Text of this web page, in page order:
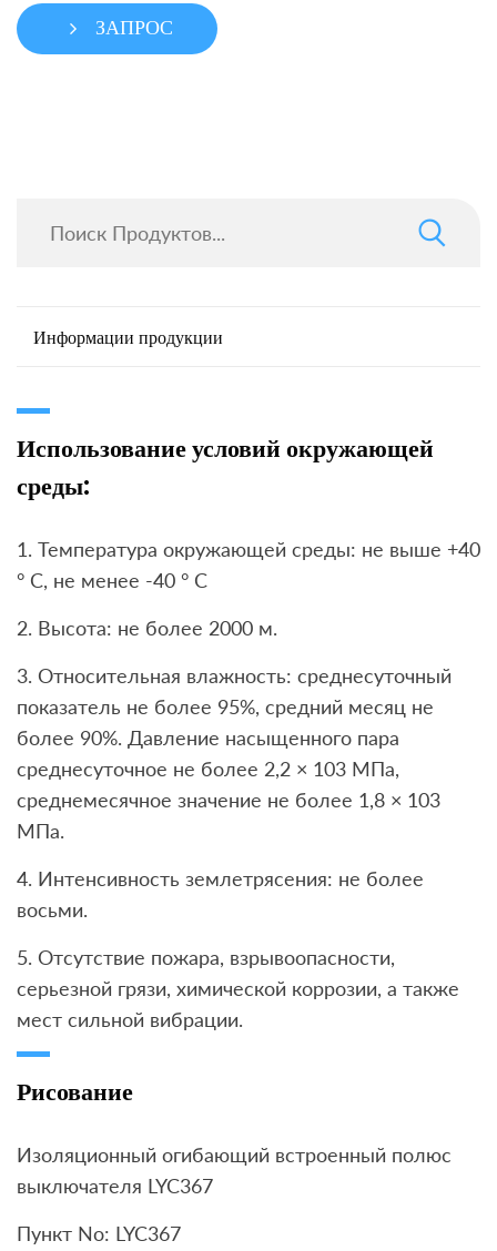
ЗАПРОС
Информации продукции
Использование условий окружающей
среды:
1. Температура окружающей среды: не выше +40
° C, не менее -40 ° C
2. Высота: не более 2000 м.
3. Относительная влажность: среднесуточный
показатель не более 95%, средний месяц не
более 90%. Давление насыщенного пара
среднесуточное не более 2,2 × 103 МПа,
среднемесячное значение не более 1,8 × 103
МПа.
4. Интенсивность землетрясения: не более
восьми.
5. Отсутствие пожара, взрывоопасности,
серьезной грязи, химической коррозии, а также
мест сильной вибрации.
Рисование
Изоляционный огибающий встроенный полюс
выключателя LYC367
Пункт No: LYC367